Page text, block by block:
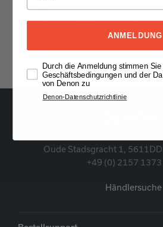
Oude Stadsgracht 1,
+49 (0) 2157
Händlersuche
ANMELDUNG
Durch die Anmeldung stimmen
Geschäftsbedingungen und der
von Denon zu
Denon-Datenschutzrichtlinie